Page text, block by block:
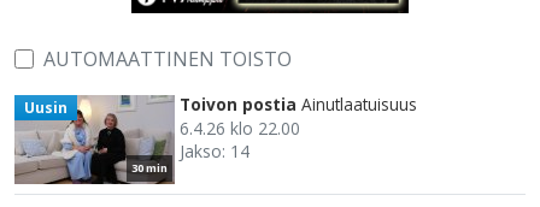
AUTOMAATTINEN TOISTO
30 min
Uusin Toivon postia Ainutlaatuisuus
6.4.26 klo 22.00
Jakso: 14